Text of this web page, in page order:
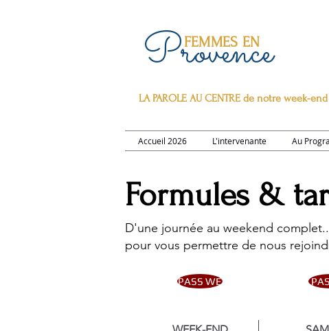
FEMMES EN
Provence
LA PAROLE AU CENTRE de notre week-
Accueil 2026 L'intervenante Au
Formules &
D'une journée au weekend
pour vous permettre de nous
PASS WE